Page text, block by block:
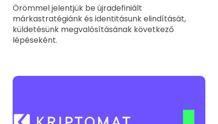
Örömmel jelentjük be újradefiniált
márkastratégiánk és identitásunk elindítását,
küldetésünk megvalósításának következő
lépéseként.